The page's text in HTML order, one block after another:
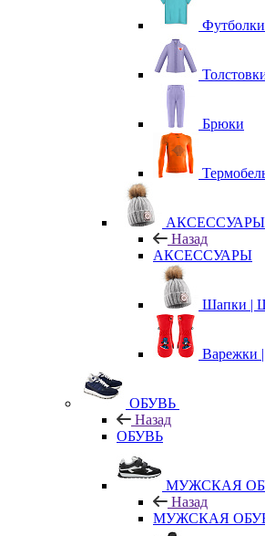
Футболки
Брюки
АКСЕССУАРЫ
Назад
АКСЕССУАРЫ
Шапки |
Варежки
ОБУВЬ
Назад
ОБУВЬ
МУЖСКАЯ
Назад
МУЖСКАЯ